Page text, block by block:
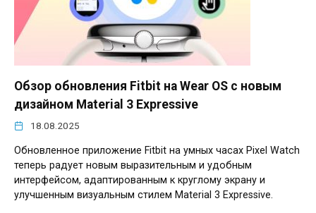
Обзор обновления Fitbit на Wear OS с новым
дизайном Material 3 Expressive
18.08.2025
Обновленное приложение Fitbit на умных часах Pixel Watch
теперь радует новым выразительным и удобным
интерфейсом, адаптированным к круглому экрану и
улучшенным визуальным стилем Material 3 Expressive.